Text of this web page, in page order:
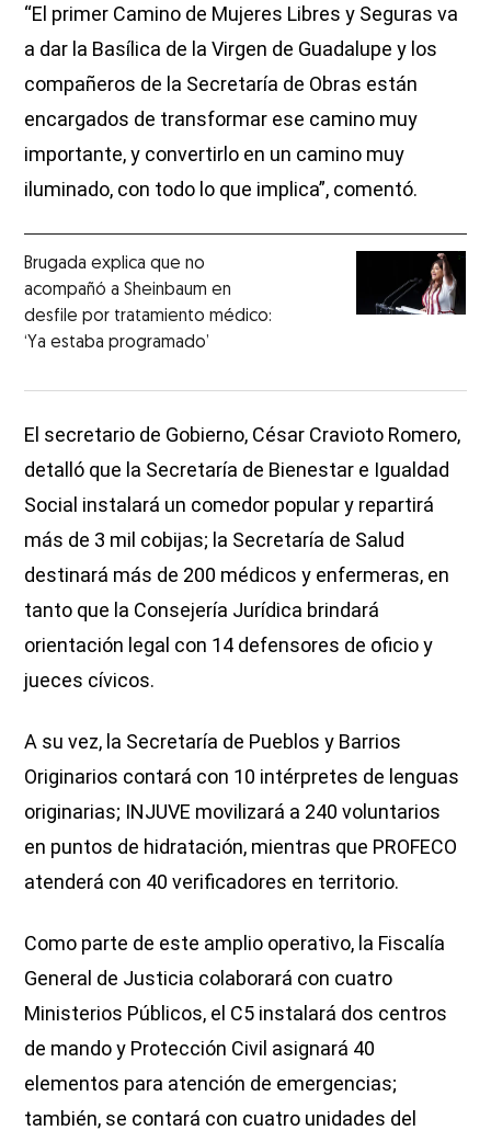
“El primer Camino de Mujeres Libres y Seguras va
a dar la Basílica de la Virgen de Guadalupe y los
compañeros de la Secretaría de Obras están
encargados de transformar ese camino muy
importante, y convertirlo en un camino muy
iluminado, con todo lo que implica”, comentó.
Brugada explica que no
acompañó a Sheinbaum en
desfile por tratamiento médico:
‘Ya estaba programado’
El secretario de Gobierno, César Cravioto Romero,
detalló que la Secretaría de Bienestar e Igualdad
Social instalará un comedor popular y repartirá
más de 3 mil cobijas; la Secretaría de Salud
destinará más de 200 médicos y enfermeras, en
tanto que la Consejería Jurídica brindará
orientación legal con 14 defensores de oficio y
jueces cívicos.
A su vez, la Secretaría de Pueblos y Barrios
Originarios contará con 10 intérpretes de lenguas
originarias; INJUVE movilizará a 240 voluntarios
en puntos de hidratación, mientras que PROFECO
atenderá con 40 verificadores en territorio.
Como parte de este amplio operativo, la Fiscalía
General de Justicia colaborará con cuatro
Ministerios Públicos, el C5 instalará dos centros
de mando y Protección Civil asignará 40
elementos para atención de emergencias;
también, se contará con cuatro unidades del